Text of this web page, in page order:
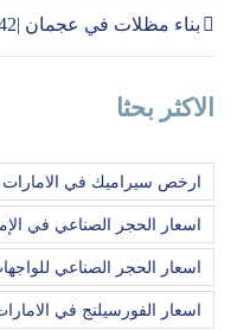
بناء مظلات في عجمان |0544026642| مظلات سيارات
الاكثر بحثا
ارخص سيراميك في الامارات
اسعار الحجر الصناعي في
اسعار الحجر الصناعي
اسعار الفورسيلنج في